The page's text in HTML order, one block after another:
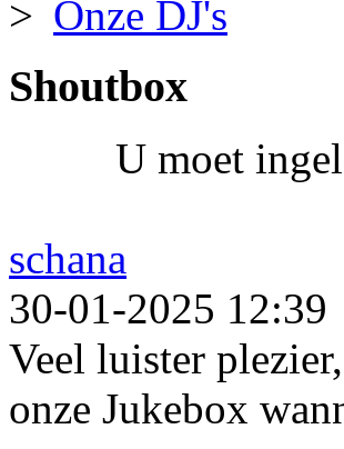
Onze DJ's
Shoutbox
U moet
schana
30-01-2025 12:39
Veel luister
onze Jukebox